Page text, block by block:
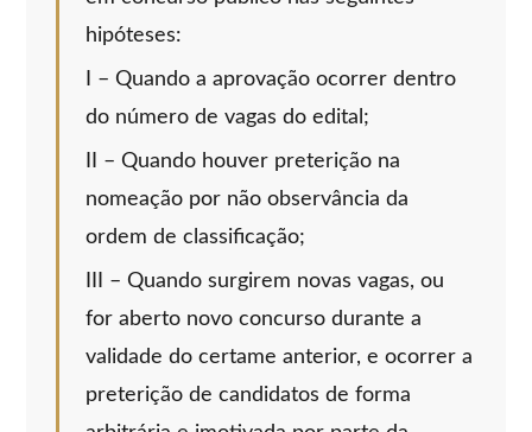
hipóteses:
I – Quando a aprovação ocorrer dentro
do número de vagas do edital;
II – Quando houver preterição na
nomeação por não observância da
ordem de classificação;
III – Quando surgirem novas vagas, ou
for aberto novo concurso durante a
validade do certame anterior, e ocorrer a
preterição de candidatos de forma